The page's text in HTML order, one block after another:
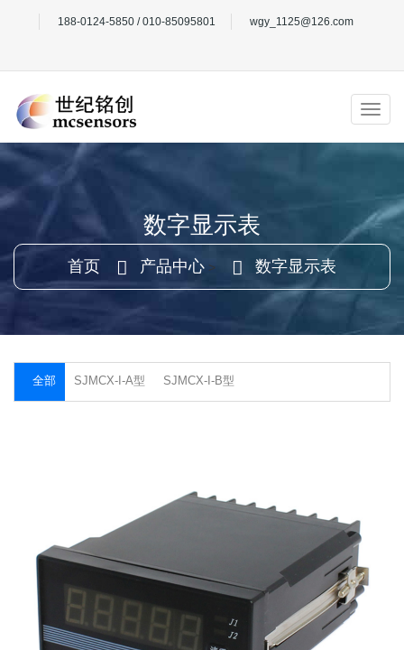
188-0124-5850 / 010-85095801 wgy_1125@126.com
数字显示表
首页 产品中心 > 数字显示表
全部 SJMCX-I-A型 SJMCX-I-B型